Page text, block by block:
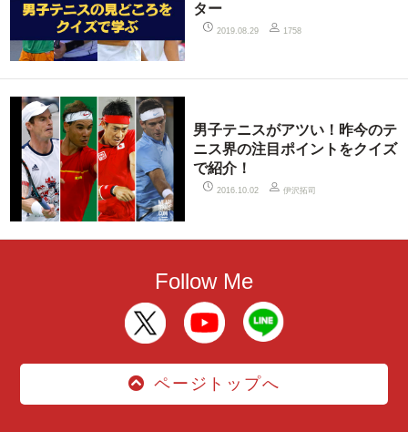
ター
2019.08.29 1758
男子テニスがアツい！昨今のテ
ニス界の注目ポイントをクイズ
で紹介！
2016.10.02 伊沢拓司
Follow Me
ページトップへ